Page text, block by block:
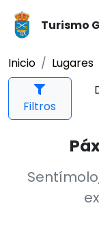
Turismo
Inicio Lugares
Filtros